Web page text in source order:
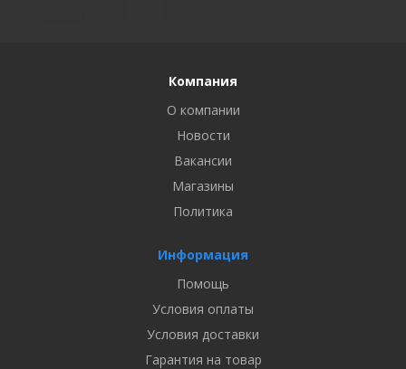
Компания
О компании
Новости
Вакансии
Магазины
Политика
Информация
Помощь
Условия оплаты
Условия доставки
Гарантия на товар